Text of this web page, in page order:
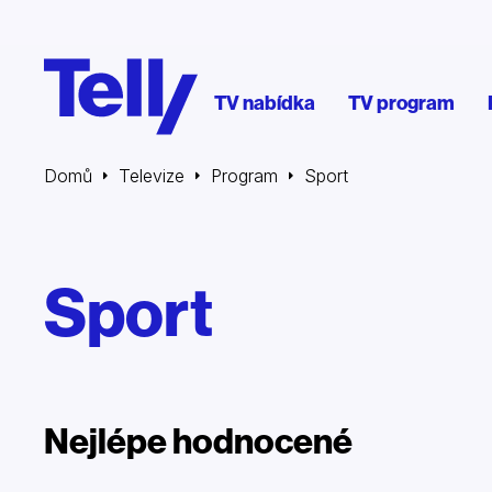
TV nabídka TV program
Domů Televize Program Sport
Sport
Nejlépe hodnocené